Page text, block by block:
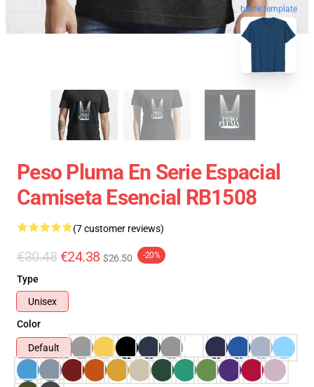
blank template
Peso Pluma En Serie Espacial
Camiseta Esencial RB1508
(7 customer reviews)
€30.48 €24.38 $26.50 -20%
Type
Unisex
Color
Default